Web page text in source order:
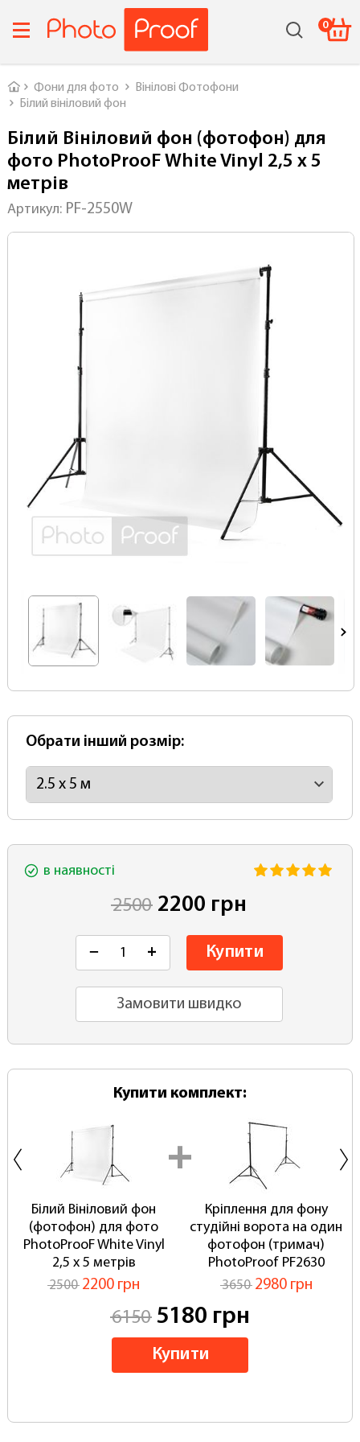
0
Головна
Фони для фото
Вінілові Фотофони
Білий вініловий фон
Білий Вініловий фон (фотофон) для
фото PhotoProoF White Vinyl 2,5 х 5
метрів
Артикул: PF-2550W
Обрати інший розмір:
в наявності
2500 2200 грн
− + Купити
Замовити швидко
Купити комплект:
Білий Вініловий фон
(фотофон) для фото
PhotoProoF White Vinyl
2,5 х 5 метрів
2500 2200 грн
Кріплення для фону
студійні ворота на один
фотофон (тримач)
PhotoProof PF2630
3650 2980 грн
6150 5180 грн
Купити